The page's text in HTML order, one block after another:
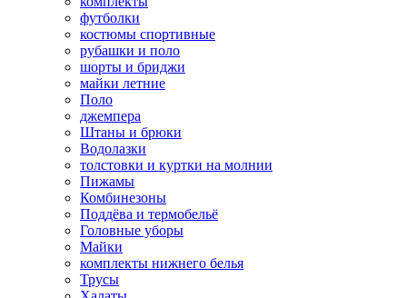
футболки
костюмы спортивные
рубашки и поло
шорты и бриджи
майки летние
Поло
джемпера
Штаны и брюки
Водолазки
толстовки и куртки на молнии
Пижамы
Комбинезоны
Поддёва и термобельё
Головные уборы
Майки
комплекты нижнего белья
Трусы